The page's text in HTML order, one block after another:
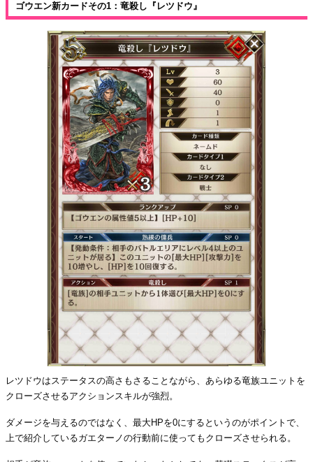
ゴウエン新カードその1：竜殺し『レツドウ』
レツドウはステータスの高さもさることながら、あらゆる竜族ユニットを
クローズさせるアクションスキルが強烈。
ダメージを与えるのではなく、最大HPを0にするというのがポイントで、
上で紹介しているガエターノの行動前に使ってもクローズさせられる。